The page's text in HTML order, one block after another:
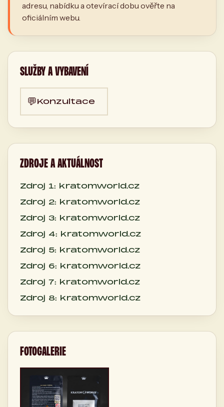
adresu, nabídku a otevírací dobu ověřte na
oficiálním webu.
SLUŽBY A VYBAVENÍ
💬Konzultace
ZDROJE A AKTUÁLNOST
Zdroj 1: kratomworld.cz
Zdroj 2: kratomworld.cz
Zdroj 3: kratomworld.cz
Zdroj 4: kratomworld.cz
Zdroj 5: kratomworld.cz
Zdroj 6: kratomworld.cz
Zdroj 7: kratomworld.cz
Zdroj 8: kratomworld.cz
FOTOGALERIE